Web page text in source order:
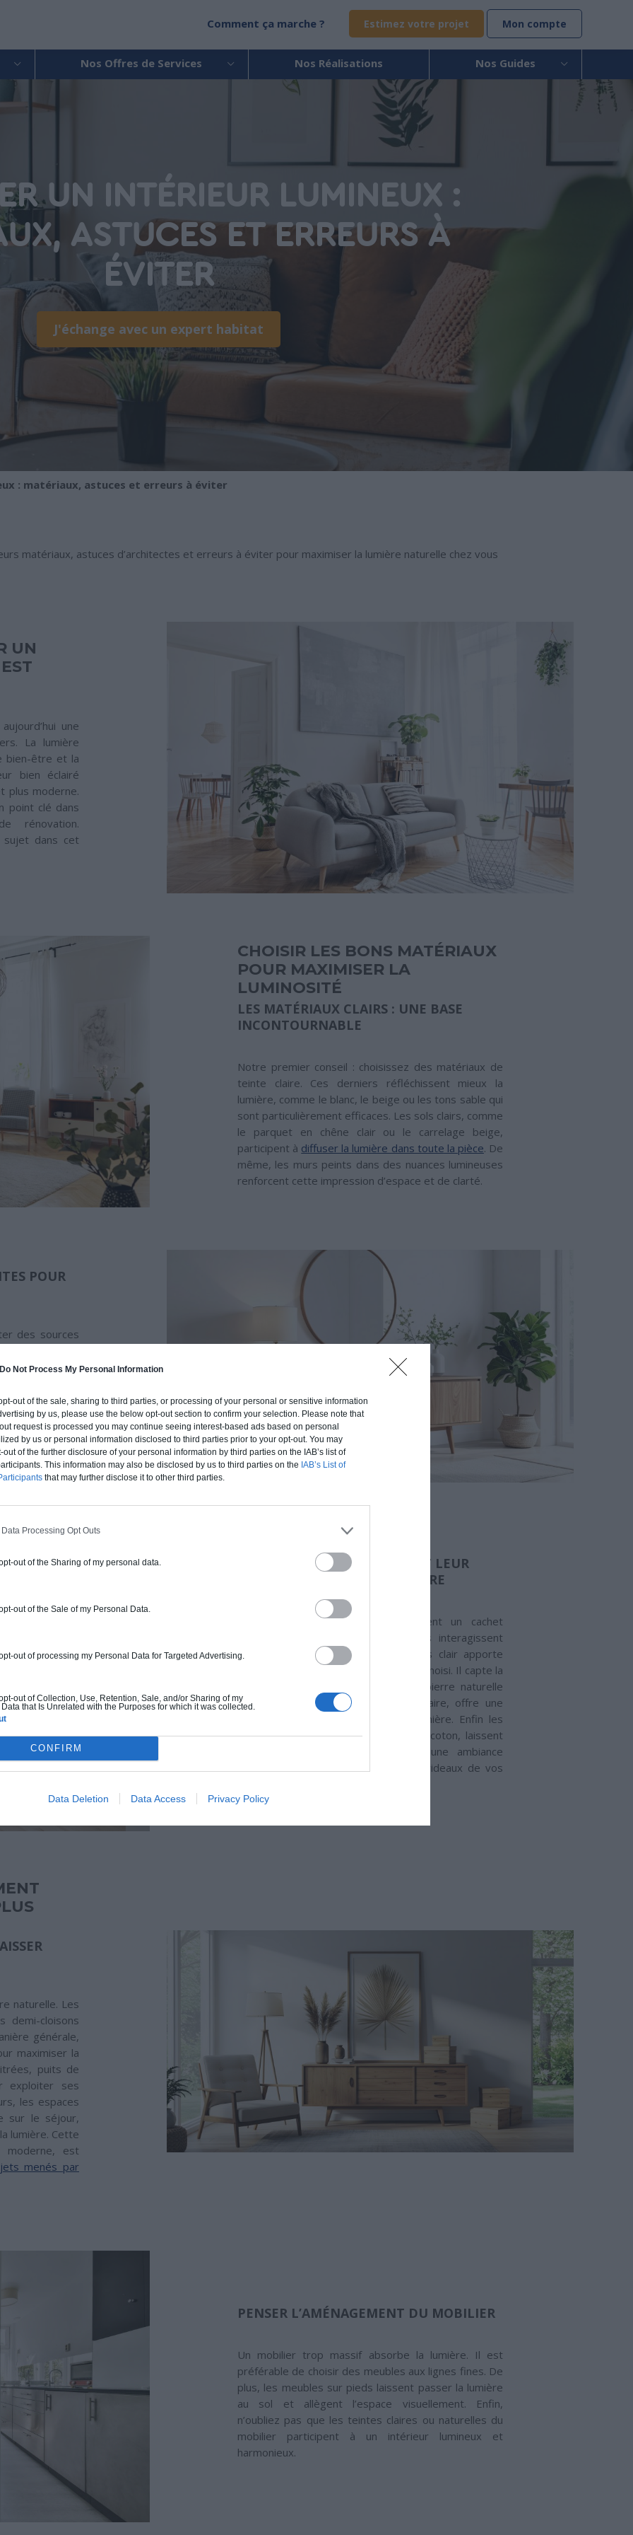
Do Not Process My Personal Information
out of the sale, sharing to third parties, or processing of your personal or sensitive information
by us, please use the below opt-out section to confirm your selection. Please note that
request is processed you may continue seeing interest-based ads based on personal
by us or personal information disclosed to third parties prior to your opt-out. You may
of the further disclosure of your personal information by third parties on the IAB’s list of
This information may also be disclosed by us to third parties on the IAB’s List of
that may further disclose it to other third parties.
Processing Opt Outs
out of the Sharing of my personal data.
out of the Sale of my Personal Data.
out of processing my Personal Data for Targeted Advertising.
out of Collection, Use, Retention, Sale, and/or Sharing of my
that Is Unrelated with the Purposes for which it was collected.
CONFIRM
Data Deletion Data Access Privacy Policy
Comment ça marche ? Estimez votre projet Mon compte
Nos Offres de Services Nos Réalisations Nos Guides
UN INTÉRIEUR LUMINEUX :
ASTUCES ET ERREURS À
ÉVITER
J'échange avec un expert habitat
: matériaux, astuces et erreurs à éviter
matériaux, astuces d’architectes et erreurs à éviter pour maximiser la lumière naturelle chez vous
UN
une
La lumière
bien-être et la
bien éclairé
plus moderne.
point clé dans
rénovation.
sujet dans cet
CHOISIR LES BONS MATÉRIAUX
POUR MAXIMISER LA
LUMINOSITÉ
LES MATÉRIAUX CLAIRS : UNE BASE
INCONTOURNABLE
Notre premier conseil : choisissez des matériaux de
teinte claire. Ces derniers réfléchissent mieux la
lumière, comme le blanc, le beige ou les tons sable qui
sont particulièrement efficaces. Les sols clairs, comme
le parquet en chêne clair ou le carrelage beige,
participent à diffuser la lumière dans toute la pièce. De
même, les murs peints dans des nuances lumineuses
renforcent cette impression d’espace et de clarté.
POUR
des sources
obstruer. Pour
les surfaces
comme les
la lumière
miroirs, placés
la
étroits.
LES MATÉRIAUX NATURELS ET LEUR
INTERACTION AVEC LA LUMIÈRE
Certains matériaux naturels apportent un cachet
indéniable à votre intérieur lorsqu’ils interagissent
avec la lumière. Par exemple, le bois clair apporte
chaleur et luminosité lorsqu’il est bien choisi. Il capte la
lumière sans assombrir l’espace. La pierre naturelle
claire, comme le travertin ou le calcaire, offre une
diffusion douce et élégante de la lumière. Enfin les
textiles naturels, tels que le lin ou le coton, laissent
passer la lumière tout en créant une ambiance
apaisante : ils sont parfaits pour les rideaux de vos
naturelle. Les
demi-cloisons
générale,
maximiser la
puits de
exploiter ses
les espaces
sur le séjour,
lumière. Cette
moderne, est
menés par
PENSER L’AMÉNAGEMENT DU MOBILIER
Un mobilier trop massif absorbe la lumière. Il est
préférable de choisir des meubles aux lignes fines. De
plus, les meubles sur pieds laissent passer la lumière
au sol et allègent l’espace visuellement. Enfin,
n’oubliez pas que les teintes claires ou naturelles du
mobilier participent à un intérieur lumineux et
harmonieux.